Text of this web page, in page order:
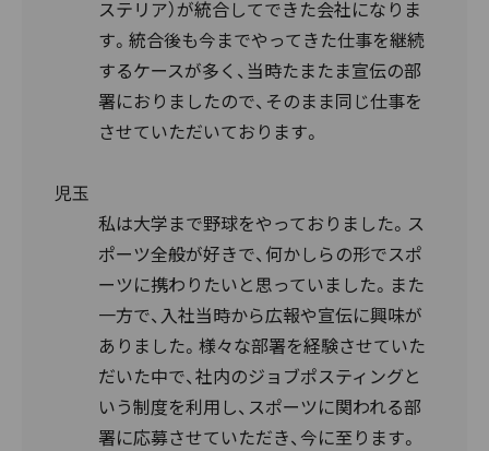
ステリア）が統合してできた会社になりま
す。統合後も今までやってきた仕事を継続
するケースが多く、当時たまたま宣伝の部
署におりましたので、そのまま同じ仕事を
させていただいております。
児玉
私は大学まで野球をやっておりました。ス
ポーツ全般が好きで、何かしらの形でスポ
ーツに携わりたいと思っていました。また
一方で、入社当時から広報や宣伝に興味が
ありました。様々な部署を経験させていた
だいた中で、社内のジョブポスティングと
いう制度を利用し、スポーツに関われる部
署に応募させていただき、今に至ります。